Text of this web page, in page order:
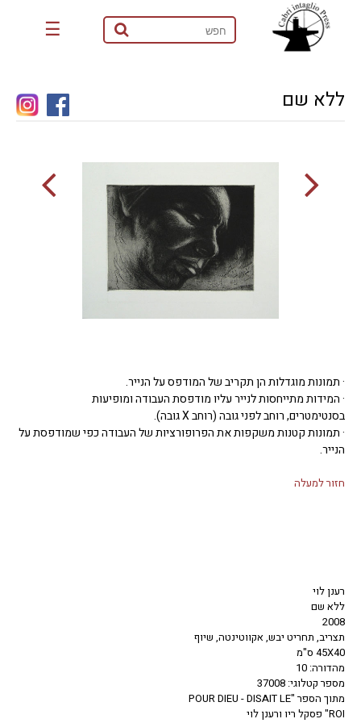
☰
ללא שם
· תמונות מוגדלות הן תקריב של המודפס על הנייר.
· המידות מתייחסות לנייר עליו מודפסת העבודה ומופיעות
בסנטימטרים, רוחב לפני גובה (רוחב X גובה).
· תמונות קטנות משקפות את הפרופורציות של העבודה כפי שמודפסת על
הנייר.
חזור למעלה
רענן לוי
ללא שם
2008
תצריב, תחריט יבש, אקווטינטה, שיוף
45X40 ס"מ
מהדורה: 10
מספר קטלוגי: 37008
מתוך הספר "POUR DIEU - DISAIT LE
ROI" פסקל ריו ורענן לוי